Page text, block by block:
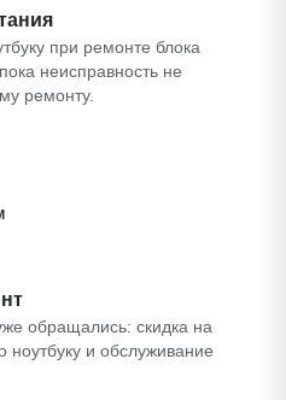
при ремонте блока
неисправность не
ремонту.
обращались: скидка на
и обслуживание